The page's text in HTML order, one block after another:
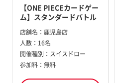
【ONE PIECEカードゲー
ム】スタンダードバトル
店舗名： 鹿児島店
人数： 16名
開催種別： スイスドロー
参加料： 無料